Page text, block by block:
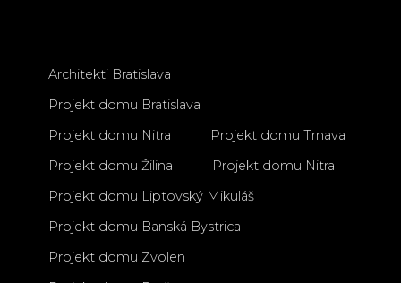
Architekti Bratislava
Projekt domu Bratislava
Projekt domu Nitra
Projekt domu Trnava
Projekt domu Žilina
Projekt domu Nitra
Projekt domu Liptovský Mikuláš
Projekt domu Banská Bystrica
Projekt domu Zvolen